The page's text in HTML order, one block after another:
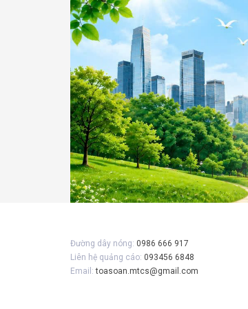
Đường dây nóng: 0986 666 917
Liên hệ quảng cáo: 093456 6848
Email:toasoan.mtcs@gmail.com